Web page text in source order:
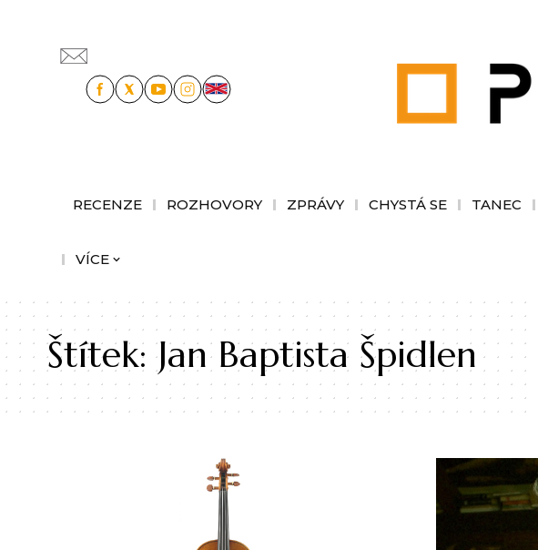
RECENZE ROZHOVORY ZPRÁVY CHYSTÁ SE TANEC
VÍCE
Štítek:Jan Baptista Špidlen